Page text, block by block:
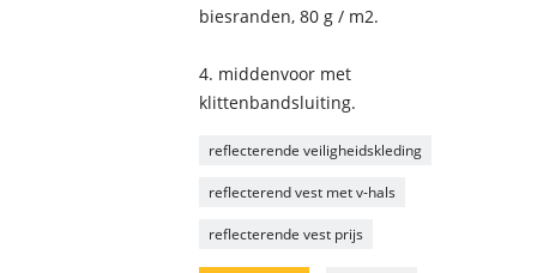
biesranden, 80 g / m2.
4. middenvoor met
klittenbandsluiting.
reflecterende veiligheidskleding
reflecterend vest met v-hals
reflecterende vest prijs